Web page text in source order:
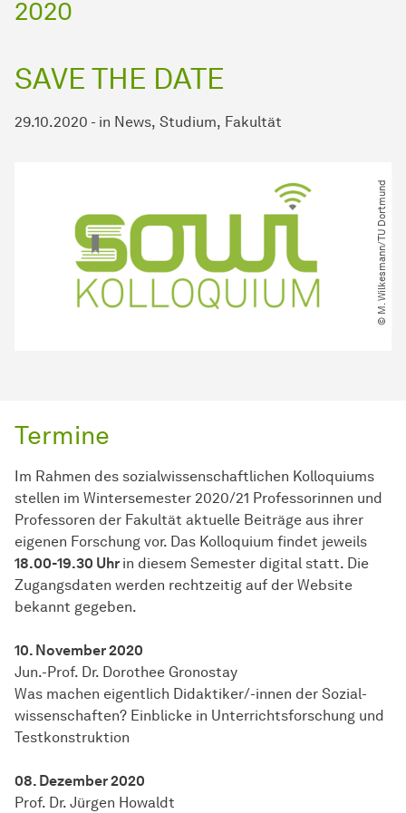
2020
SAVE THE DATE
29.10.2020 - in News Studium Fakultät
© M. Wilkesmann​/​TU Dortmund
Termine
Im Rahmen des sozialwissenschaftlichen Kolloquiums
stellen im Wintersemester 2020/21 Professorinnen und
Professoren der Fakultät aktuelle Beiträge aus ihrer
eigenen Forschung vor. Das Kolloquium findet jeweils
18.00-19.30 Uhr in diesem Semester digital statt. Die
Zugangsdaten werden rechtzeitig auf der Website
bekannt gegeben.
10. November 2020
Jun.-Prof. Dr. Dorothee Gronostay
Was machen eigentlich Didaktiker/-innen der Sozial­
wissen­schaften? Einblicke in Unterrichtsforschung und
Testkonstruktion
08. Dezember 2020
Prof. Dr. Jürgen Howaldt